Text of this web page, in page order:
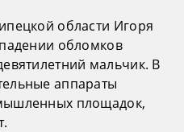
области Игоря
обломков
мальчик. В
аппараты
площадок,